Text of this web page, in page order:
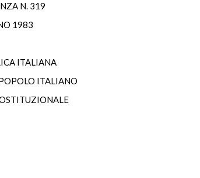
N. 319
1983
ITALIANA
ITALIANO